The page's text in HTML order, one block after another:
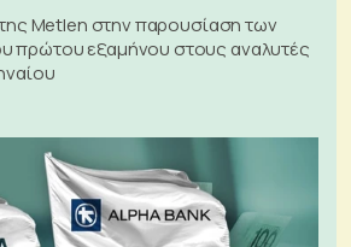
της Metlen στην παρουσίαση των
πρώτου εξαμήνου στους αναλυτές